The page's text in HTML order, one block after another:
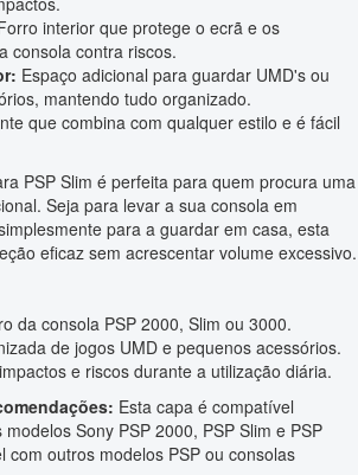
interior que protege o ecrã e os
consola contra riscos.
Espaço adicional para guardar UMD's ou
mantendo tudo organizado.
que combina com qualquer estilo e é fácil
PSP Slim é perfeita para quem procura uma
Seja para levar a sua consola em
para a guardar em casa, esta
eficaz sem acrescentar volume excessivo.
da consola PSP 2000, Slim ou 3000.
de jogos UMD e pequenos acessórios.
e riscos durante a utilização diária.
Esta capa é compatível
Sony PSP 2000, PSP Slim e PSP
com outros modelos PSP ou consolas